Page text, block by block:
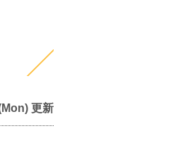
更新